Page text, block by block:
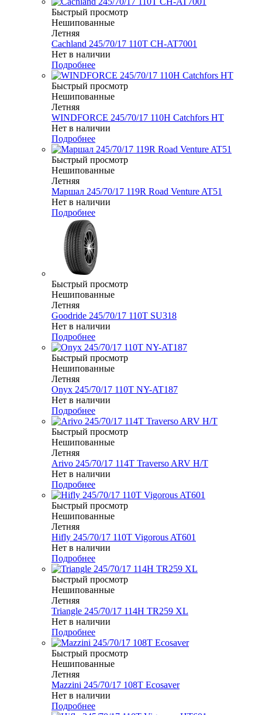
Быстрый просмотр
Нешипованные
Летняя
Cachland 245/70/17 110T CH-AT7001
Нет в наличии
Подробнее
Быстрый просмотр
Нешипованные
Летняя
WINDFORCE 245/70/17 110H Catchfors HT
Нет в наличии
Подробнее
Быстрый просмотр
Нешипованные
Летняя
Маршал 245/70/17 119R Road Venture AT51
Нет в наличии
Подробнее
Быстрый просмотр
Нешипованные
Летняя
Goodride 245/70/17 110T SU318
Нет в наличии
Подробнее
Быстрый просмотр
Нешипованные
Летняя
Onyx 245/70/17 110T NY-AT187
Нет в наличии
Подробнее
Быстрый просмотр
Нешипованные
Летняя
Arivo 245/70/17 114T Traverso ARV H/T
Нет в наличии
Подробнее
Быстрый просмотр
Нешипованные
Летняя
Hifly 245/70/17 110T Vigorous AT601
Нет в наличии
Подробнее
Быстрый просмотр
Нешипованные
Летняя
Triangle 245/70/17 114H TR259 XL
Нет в наличии
Подробнее
Быстрый просмотр
Нешипованные
Летняя
Mazzini 245/70/17 108T Ecosaver
Нет в наличии
Подробнее